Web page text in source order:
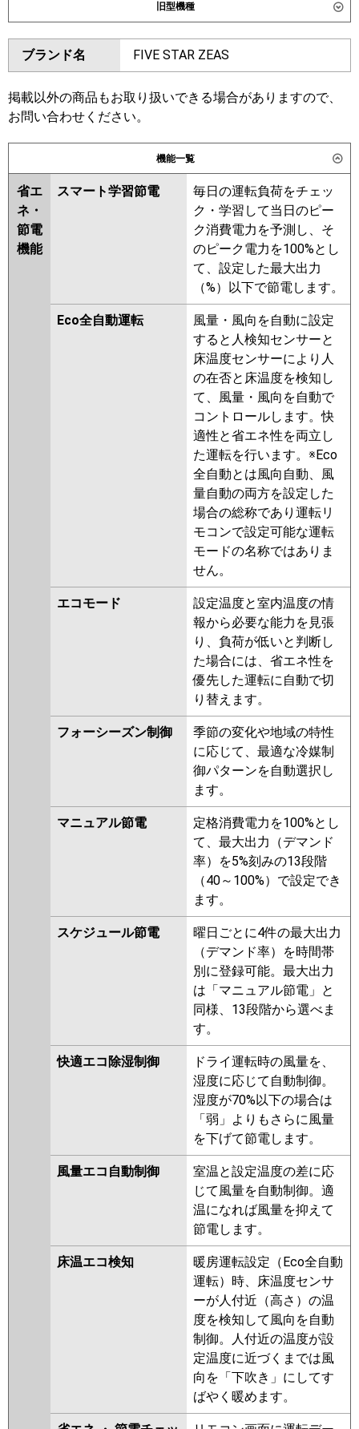
SSRUC160DD
東芝 GUXB160131XU GUXB160131MUB
GUXB16013P1MUB
三菱電機 PLZX-ZRMP160HLF6
ZRMP160HBF6
ZRMP160HFG6
日立 RCI-GP160RGHP11
三菱重工
FDTZ1606HP6SA
FDTZ1606HP6SA-osj
FDTZ1606HP6SA-rak
FDTZ1606HP6SA-airf
パナソニック PA-P160U7GDC
PA-P160U7GDNC
PA-P160U7GDNCX
旧型機種
ダイキン SSRC160CND SSRC160CD
SSRUC160CD SSRC160BYD
SSRC160BYND SSRUC160BYD
SSRC160BJD SSRC160BJND
SSRJC160BJD
SSRC160BCND
東芝 GUXB16013MUB GUXB16013XU
GUXB16013PMUB
GUXB16013PXU RUXB16033MUB
RUXB16033MU RUXB16033XU
RUXB16033M
RUXB16033X
RUXB16012M
RUXB16012X
三菱電機 PLZX-ZRMP160HF5 PLZX-
ZRMP160HLF5
PLZX-
ZRMP160HBF5 PLZX-
ZRMP160HFG5 PLZX-
ZRMP160HLF4 PLZX-
ZRMP160HF4 PLZX-
ZRMP160HBF4 PLZX-
ZRMP160HFG4 PLZX-
ZRMP160HF3 PLZX-
ZRMP160HLF3 PLZX-
ZRMP160HFG3 PLZX-
ZRMP160HF2 PLZX-
ZRMP160HLF2 PLZX-
ZRMP160HFG2
ZRMP160EFZ PLZX-
ZRMP160ELFZ PLZX-
ZRMP160EFGZ PLZX-
ZRMP160ELFGZ PLZX-
ZRMP160EFY PLZX-
ZRMP160ELFY PLZX-
ZRMP160EFGY
PLZX-
ZRMP160ELFGY PLZX-
ZRMP160EFV PLZX-
ZRMP160ELFV PLZX-
ZRMP160ELFGV
PLZX-
ZRMP160EFGV
ZRMP160EFR PLZX-
ZRMP160ELFR PLZX-
ZRMP160EFGR PLZX-
ZRMP160ELFGR
RCI-GP160RGHP9
GP160RGHP8 RCI-GP160RGHP7
RCI-GP160RGHP6
RCI-
GP160RGHP5 RCI-GP160RGHP4
RCI-GP160RGHP3
RCI-
AP160GHP6-kobe RCI-
AP160GHP6
RCI-GP160RGHP2
三菱重工
FDTZ1606HP6S-airf
FDTZ1606HP6S FDTZ1606HP6S-
FDTZ1606HP6S-rak
FDTZ1605HP5SA-osj
FDTZ1605HP5SA-rak
FDTZ1605HP5SA-airf
FDTZ1605HP5SA
FDTZ1605HP5S-osj
FDTZ1605HP5S-rak
FDTZ1605HP5S-airf
FDTZ1605HP5S-rakuri-na
FDTZ1605HP5S-airflex
FDTZ1605HP5S
PA-P160U7GDNBX
PA-
P160U7GDNB
PA-P160U7GDB
PA-P160U7GD PA-P160U7GDN
PA-P160U6GDNB PA-P160U6GDB
PA-P160U6GD PA-P160U6GDN
ブランド名 FIVE STAR ZEAS
掲載以外の商品もお取り扱いできる場合がありますので、
お問い合わせください。
機能一覧
省エ
ネ・
節電
機能
スマート学習節電
毎日の運転負荷をチェッ
ク・学習して当日のピー
ク消費電力を予測し、そ
のピーク電力を100%とし
て、設定した最大出力
（%）以下で節電します。
Eco全自動運転
風量・風向を自動に設定
すると人検知センサーと
床温度センサーにより人
の在否と床温度を検知し
て、風量・風向を自動で
コントロールします。快
適性と省エネ性を両立し
た運転を行います。※Eco
全自動とは風向自動、風
量自動の両方を設定した
場合の総称であり運転リ
モコンで設定可能な運転
モードの名称ではありま
せん。
エコモード
設定温度と室内温度の情
報から必要な能力を見張
り、負荷が低いと判断し
た場合には、省エネ性を
優先した運転に自動で切
り替えます。
フォーシーズン制御
季節の変化や地域の特性
に応じて、最適な冷媒制
御パターンを自動選択し
ます。
マニュアル節電
定格消費電力を100%とし
て、最大出力（デマンド
率）を5%刻みの13段階
（40～100%）で設定でき
ます。
スケジュール節電
曜日ごとに4件の最大出力
（デマンド率）を時間帯
別に登録可能。最大出力
は「マニュアル節電」と
同様、13段階から選べま
す。
快適エコ除湿制御
ドライ運転時の風量を、
湿度に応じて自動制御。
湿度が70%以下の場合は
「弱」よりもさらに風量
を下げて節電します。
風量エコ自動制御
室温と設定温度の差に応
じて風量を自動制御。適
温になれば風量を抑えて
節電します。
床温エコ検知
暖房運転設定（Eco全自動
運転）時、床温度センサ
ーが人付近（高さ）の温
度を検知して風向を自動
制御。人付近の温度が設
定温度に近づくまでは風
向を「下吹き」にしてす
ばやく暖めます。